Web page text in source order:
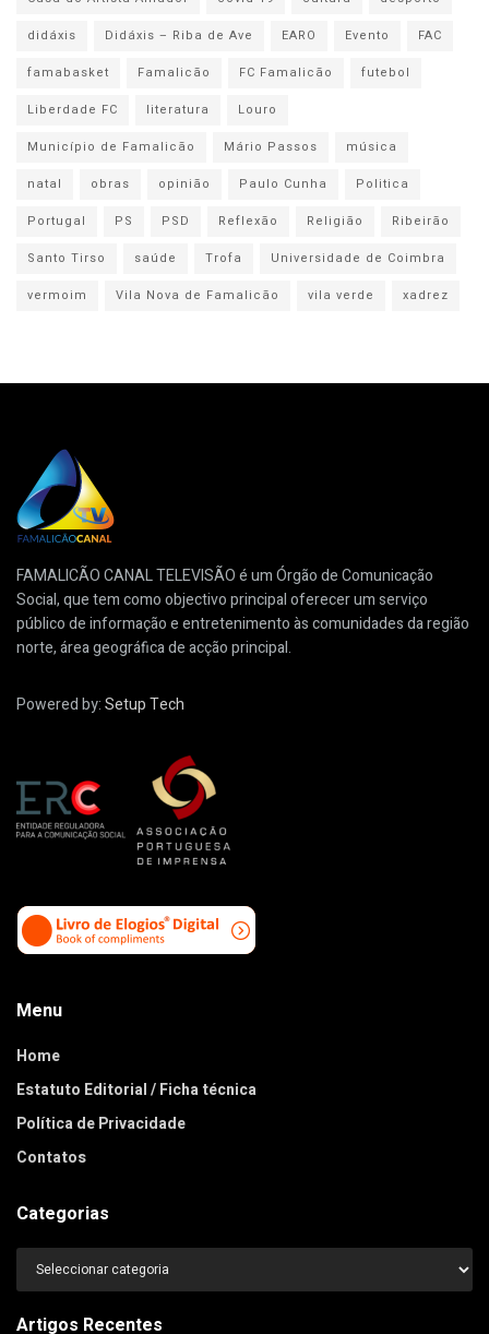
didáxis
Didáxis – Riba de Ave EARO Evento
FAC
famabasket
Famalicão FC Famalicão
futebol
Liberdade FC
literatura
Louro
Município de Famalicão
Mário Passos
música
natal
obras opinião Paulo Cunha
Politica
Portugal
PS PSD Reflexão Religião
Ribeirão
Santo Tirso
saúde Trofa
Universidade de Coimbra
vermoim
Vila Nova de Famalicão vila verde xadrez
FAMALICÃO CANAL TELEVISÃO é um Órgão de Comunicação
Social, que tem como objectivo principal oferecer um serviço
público de informação e entretenimento às comunidades da região
norte, área geográfica de acção principal.
Powered by:Setup Tech
Menu
Home
Estatuto Editorial / Ficha técnica
Política de Privacidade
Contatos
Categorias
Categorias
Artigos Recentes